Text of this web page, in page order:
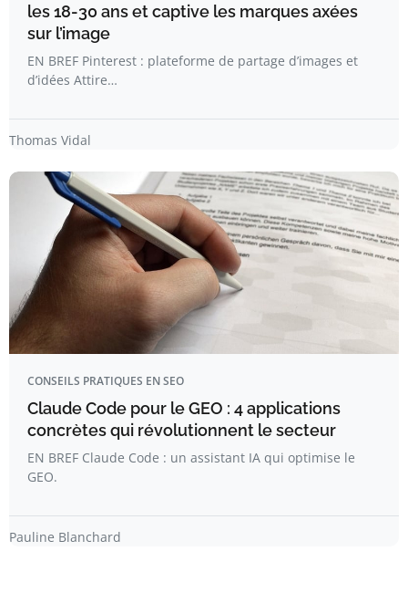
les 18-30 ans et captive les marques axées
sur l’image
EN BREF Pinterest : plateforme de partage d’images et
d’idées Attire…
Thomas Vidal
CONSEILS PRATIQUES EN SEO
Claude Code pour le GEO : 4 applications
concrètes qui révolutionnent le secteur
EN BREF Claude Code : un assistant IA qui optimise le
GEO.
Pauline Blanchard